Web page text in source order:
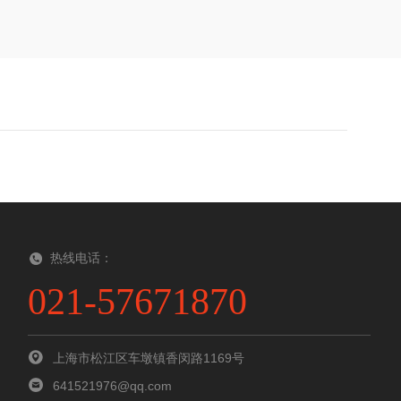
热线电话：
021-57671870
上海市松江区车墩镇香闵路1169号
641521976@qq.com